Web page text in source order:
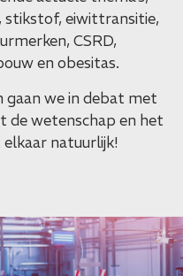
stikstof, eiwittransitie,
CSRD,
en obesitas.
gaan we in debat met
de wetenschap en het
natuurlijk!